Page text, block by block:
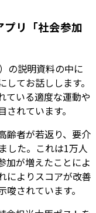
リ「社会参加
の説明資料の中に
てお話しします。
ている適度な運動や
れています。
齢者が若返り、要介
した。これは1万人
加が増えたことによ
によりスコアが改善
されています。